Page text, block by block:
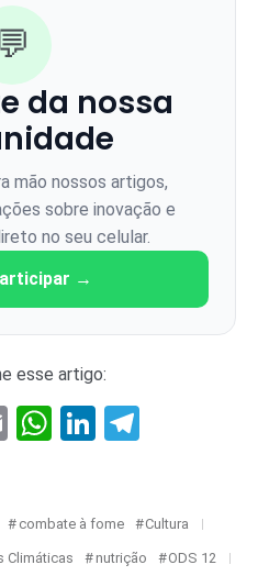
da nossa
mão nossos artigos,
sobre inovação e
no seu celular.
→
esse artigo:
EmailWhatsApp
LinkedIn
combate à fome Cultura
Climáticas nutrição ODS 12